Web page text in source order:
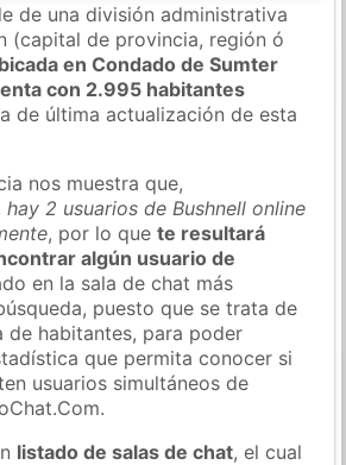
de una división administrativa
(capital de provincia, región ó
en Condado de Sumter
con 2.995 habitantes
de última actualización de esta
nos muestra que,
hay 2 usuarios de Bushnell online
, por lo quete resultará
algún usuario de
en la sala de chat más
puesto que se trata de
de habitantes, para poder
que permita conocer si
usuarios simultáneos de
listado de salas de chat, el cual